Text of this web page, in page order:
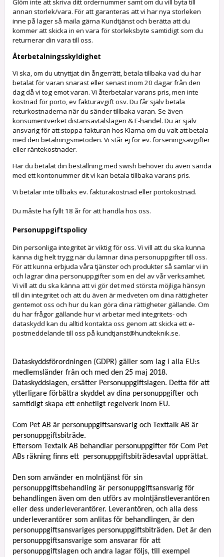
Glöm inte att skriva ditt ordernummer samt om du vill byta till
annan storlek/vara. För att garanteras att vi har nya storleken
inne på lager så maila gärna Kundtjänst och berätta att du
kommer att skicka in en vara för storleksbyte samtidigt som du
returnerar din vara till oss.
Återbetalningsskyldighet
Vi ska, om du utnyttjat din ångerrätt, betala tillbaka vad du har
betalat för varan snarast eller senast inom 20 dagar från den
dag då vi tog emot varan. Vi återbetalar varans pris, men inte
kostnad för porto, ev fakturavgift osv. Du får själv betala
returkostnaderna när du sänder tillbaka varan. Se även
konsumentverket distansavtalslagen & E-handel. Du är själv
ansvarig för att stoppa fakturan hos Klarna om du valt att betala
med den betalningsmetoden. Vi står ej för ev. förseningsavgifter
eller räntekostnader.
Har du betalat din beställning med swish behöver du även sända
med ett kontonummer dit vi kan betala tillbaka varans pris.
Vi betalar inte tillbaks ev. fakturakostnad eller portokostnad.
Du måste ha fyllt 18 år för att handla hos oss.
Personuppgiftspolicy
Din personliga integritet är viktig för oss. Vi vill att du ska kunna
känna dig helt trygg när du lämnar dina personuppgifter till oss.
För att kunna erbjuda våra tjänster och produkter så samlar vi in
och lagrar dina personuppgifter som en del av vår verksamhet.
Vi vill att du ska känna att vi gör det med största möjliga hänsyn
till din integritet och att du även är medveten om dina rättigheter
gentemot oss och hur du kan göra dina rättigheter gällande. Om
du har frågor gällande hur vi arbetar med integritets- och
dataskydd kan du alltid kontakta oss genom att skicka ett e-
postmeddelande till oss på kundtjanst@hundteknik.se.
Dataskyddsförordningen (GDPR) gäller som lag i alla EU:s
medlemsländer från och med den 25 maj 2018.
Dataskyddslagen, ersätter Personuppgiftslagen. Detta för att
ytterligare förbättra skyddet av dina personuppgifter och
samtidigt skapa ett enhetligt regelverk inom EU.
Com Pet AB är personuppgiftsansvarig och Texttalk AB är
personuppgiftsbiträde.
Eftersom Textalk AB behandlar personuppgifter för Com Pet
ABs räkning finns ett personuppgiftsbiträdesavtal upprättat.
Den som använder en molntjänst för sin
personuppgiftsbehandling är personuppgiftsansvarig för
behandlingen även om den utförs av molntjänstleverantören
eller dess underleverantörer. Leverantören, och alla dess
underleverantörer som anlitas för behandlingen, är den
personuppgiftsansvariges personuppgiftsbiträden. Det är den
personuppgiftsansvarige som ansvarar för att
personuppgiftslagen och andra lagar följs, till exempel